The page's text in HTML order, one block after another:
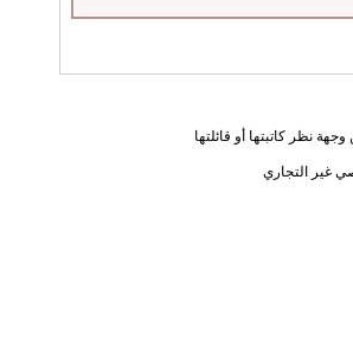
نظر كاتبتها أو قائلتها
غير التجاري